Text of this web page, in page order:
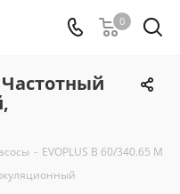
0
Частотный
- EVOPLUS B 60/340.65 M